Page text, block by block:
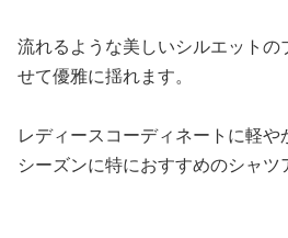
流れるような美しいシルエット
せて優雅に揺れます。
レディースコーディネートに軽
シーズンに特におすすめのシャツ